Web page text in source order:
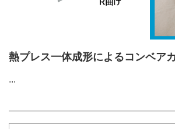
熱プレス一体成形によるコンベア
...